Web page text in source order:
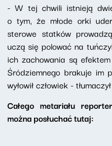
- W tej chwili istnieją
o tym, że młode orki
sterowe statków
uczą się polować na
ich zachowania są
Śródziemnego brakuje im
wyłowił człowiek -
Całego metariału
można posłuchać tutaj: